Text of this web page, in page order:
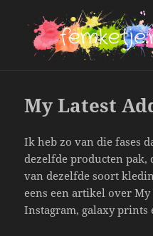
My Latest
Ik heb zo van die fases
dezelfde producten
van dezelfde soort
eens een artikel over
Instagram, galaxy prints